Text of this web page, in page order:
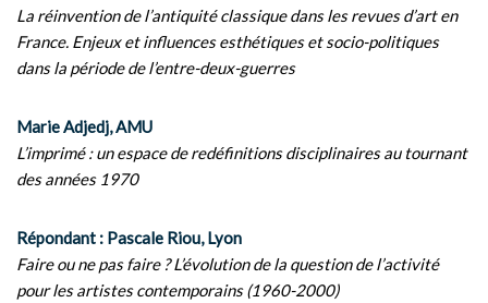
La réinvention de l’antiquité classique dans les revues d’art en
France. Enjeux et influences esthétiques et socio-politiques
dans la période de l’entre-deux-guerres
Marie Adjedj, AMU
L’imprimé : un espace de redéfinitions disciplinaires au tournant
des années 1970
Répondant : Pascale Riou, Lyon
Faire ou ne pas faire ? L’évolution de la question de l’activité
pour les artistes contemporains (1960-2000)